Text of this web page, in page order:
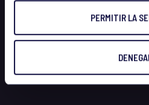
PERMITIR LA